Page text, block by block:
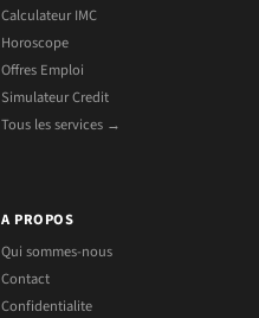
Calculateur IMC
Horoscope
Offres Emploi
Simulateur Credit
Tous les services →
A PROPOS
Qui sommes-nous
Contact
Confidentialite